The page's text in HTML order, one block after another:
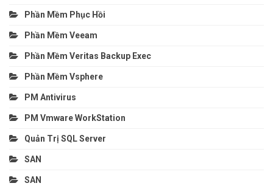
Phần Mềm Phục Hồi
Phần Mềm Veeam
Phần Mềm Veritas Backup Exec
Phần Mềm Vsphere
PM Antivirus
PM Vmware WorkStation
Quản Trị SQL Server
SAN
SAN